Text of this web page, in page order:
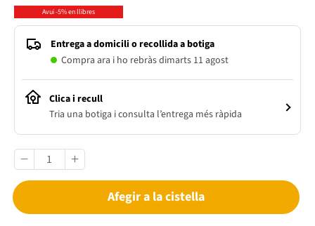
Avui -5% en llibres
Entrega a domicili o recollida a botiga
Compra ara i ho rebràs dimarts 11 agost
Clica i recull
Tria una botiga i consulta l’entrega més ràpida
Afegir a la cistella